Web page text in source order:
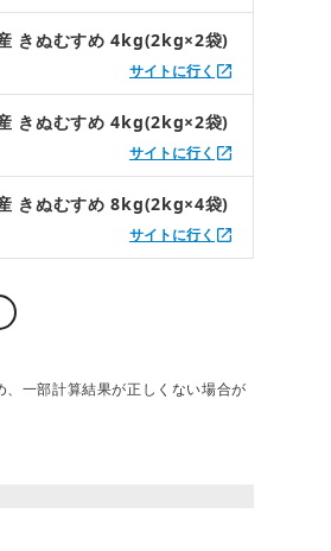
きぬむすめ 4kg(2kg×2袋)
サイトに行く
きぬむすめ 4kg(2kg×2袋)
サイトに行く
きぬむすめ 8kg(2kg×4袋)
サイトに行く
一部計算結果が正しくない場合が